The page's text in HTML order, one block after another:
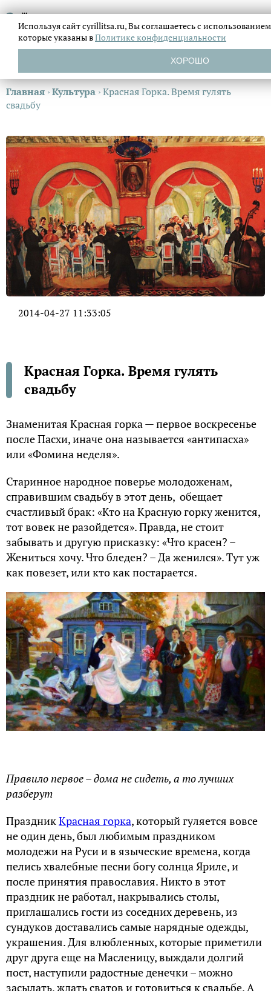
Главная ›Культура ›Красная Горка. Время гулять
свадьбу
2014-04-27 11:33:05
Красная Горка. Время гулять
свадьбу
Знаменитая Красная горка — первое воскресенье
после Пасхи, иначе она называется «антипасха»
или «Фомина неделя».
Старинное народное поверье молодоженам,
справившим свадьбу в этот день, обещает
счастливый брак: «Кто на Красную горку женится,
тот вовек не разойдется». Правда, не стоит
забывать и другую присказку: «Что красен? –
Жениться хочу. Что бледен? – Да женился». Тут уж
как повезет, или кто как постарается.
Правило первое – дома не сидеть, а то лучших
разберут
ПраздникКрасная горка, который гуляется вовсе
не один день, был любимым праздником
молодежи на Руси и в языческие времена, когда
пелись хвалебные песни богу солнца Яриле, и
после принятия православия. Никто в этот
праздник не работал, накрывались столы,
приглашались гости из соседних деревень, из
сундуков доставались самые нарядные одежды,
украшения. Для влюбленных, которые приметили
друг друга еще на Масленицу, выждали долгий
пост, наступили радостные денечки – можно
засылать, ждать сватов и готовиться к свадьбе. А
Используя сайт cyrillitsa.ru, Вы соглашаетесь с
которые указаны вПолитике конфиденциальности
ХОРОШО